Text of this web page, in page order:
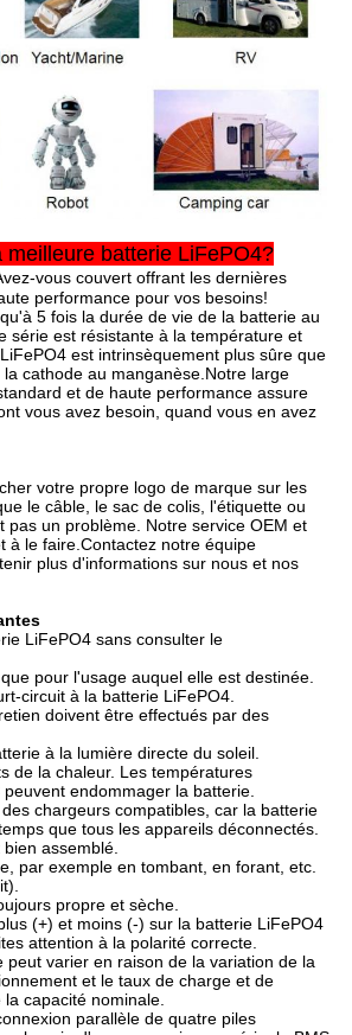
meilleure batterie LiFePO4?
vous couvert offrant les dernières
performance pour vos besoins!
5 fois la durée de vie de la batterie au
série est résistante à la température et
est intrinsèquement plus sûre que
cathode au manganèse.Notre large
et de haute performance assure
vous avez besoin, quand vous en avez
votre propre logo de marque sur les
le câble, le sac de colis, l'étiquette ou
pas un problème. Notre service OEM et
à le faire.Contactez notre équipe
plus d'informations sur nous et nos
LiFePO4 sans consulter le
pour l'usage auquel elle est destinée.
circuit à la batterie LiFePO4.
doivent être effectués par des
à la lumière directe du soleil.
de la chaleur. Les températures
endommager la batterie.
chargeurs compatibles, car la batterie
que tous les appareils déconnectés.
assemblé.
par exemple en tombant, en forant, etc.
propre et sèche.
(+) et moins (-) sur la batterie LiFePO4
attention à la polarité correcte.
peut varier en raison de la variation de la
et le taux de charge et de
capacité nominale.
parallèle de quatre piles